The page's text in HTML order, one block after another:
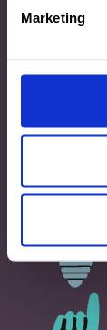
Marketing
©2026